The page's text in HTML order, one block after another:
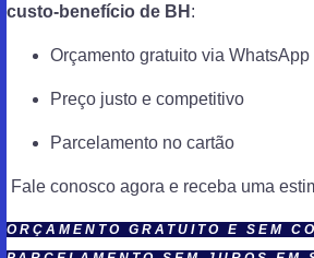
custo-benefício de BH :
Orçamento gratuito via WhatsApp
Preço justo e competitivo
Parcelamento no cartão
Fale conosco agora e receba uma
ORÇAMENTO GRATUITO E SEM